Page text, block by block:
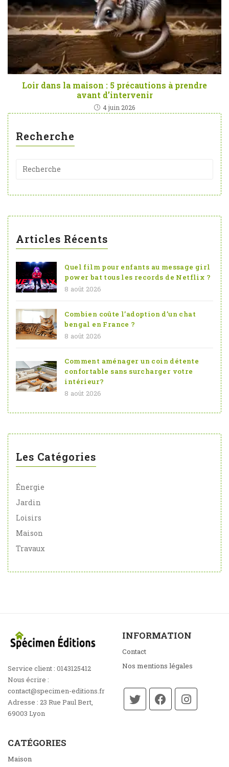
Loir dans la maison : 5 précautions à prendre
avant d’intervenir
4 juin 2026
Recherche
Articles Récents
Quel film pour enfants au message girl
power bat tous les records de Netflix ?
8 août 2026
Combien coûte l’adoption d’un chat
bengal en France ?
8 août 2026
Comment aménager un coin détente
confortable sans surcharger votre
intérieur?
8 août 2026
Les Catégories
Énergie
Jardin
Loisirs
Maison
Travaux
Service client : 0143125412
Nous écrire :
contact@specimen-editions.fr
Adresse : 23 Rue Paul Bert,
69003 Lyon
INFORMATION
Contact
Nos mentions légales
CATÉGORIES
Maison